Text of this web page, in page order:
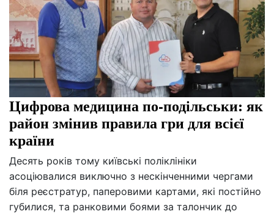
Цифрова медицина по-подільськи: як
район змінив правила гри для всієї
країни
Десять років тому київські поліклініки
асоціювалися виключно з нескінченними чергами
біля реєстратур, паперовими картами, які постійно
губилися, та ранковими боями за талончик до